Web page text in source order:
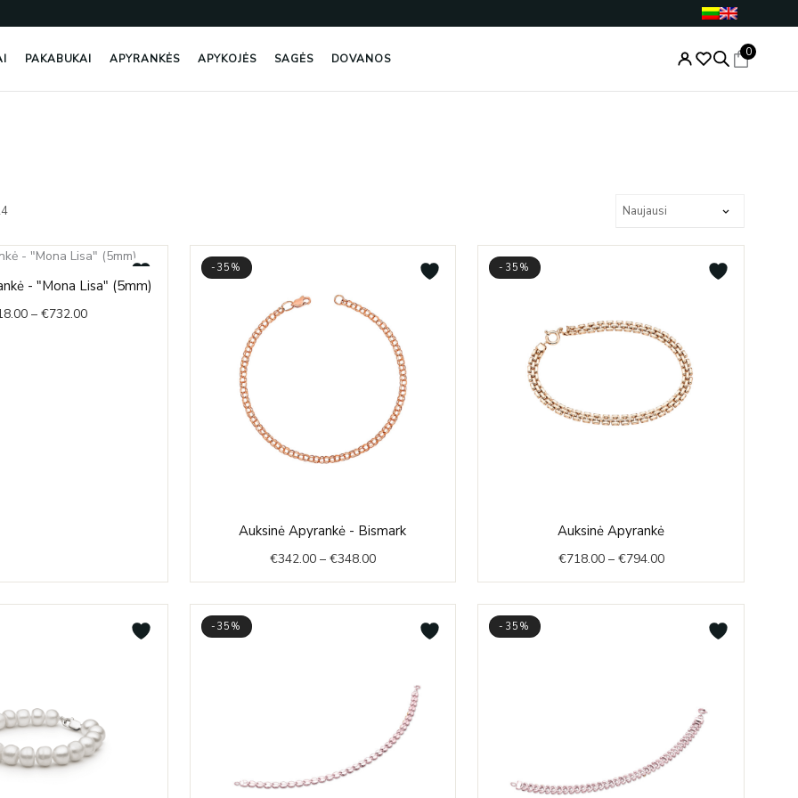
PAKABUKAI APYRANKĖS APYKOJĖS SAGĖS DOVANOS 0
pagal
- "Mona Lisa" (5mm)
– €732.00
range:
€718.00
-35%
Auksinė Apyrankė - Bismark
€342.00 – €348.00
range:
€342.00
through
€348.00
-35%
Auksinė Apyrankė
€718.00 – €794.00
range:
€718.00
through
€794.00
-35% -35%